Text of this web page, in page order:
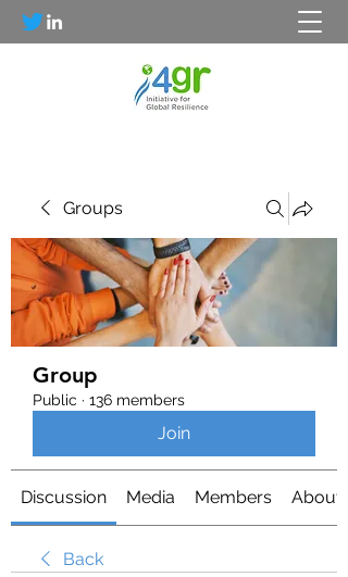
Groups
Group
Public · 136 members
Join
Discussion Media Members About
Back